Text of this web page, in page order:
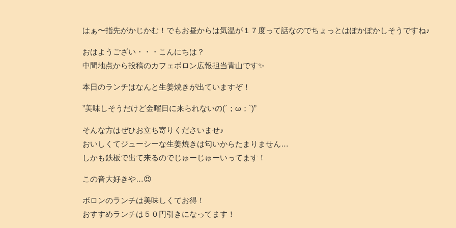
はぁ〜指先がかじかむ！でもお昼からは気温が１７度って話なのでちょっとはぽかぽかしそうですね♪
おはようござい・・・こんにちは？
中間地点から投稿のカフェボロン広報担当青山です✨
本日のランチはなんと生姜焼きが出ていますぞ！
”美味しそうだけど金曜日に来られないの(´；ω；`)”
そんな方はぜひお立ち寄りくださいませ♪
おいしくてジューシーな生姜焼きは匂いからたまりません…
しかも鉄板で出て来るのでじゅーじゅーいってます！
この音大好きや…😍
ボロンのランチは美味しくてお得！
おすすめランチは５０円引きになってます！